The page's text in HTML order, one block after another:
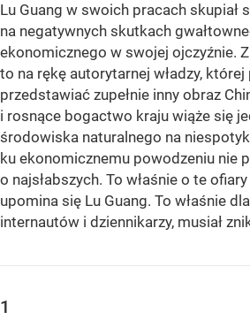
Lu Guang w swoich pracach skupiał
na negatywnych skutkach
ekonomicznego w swojej ojczyźnie.
to na rękę autorytarnej władzy,
przedstawiać zupełnie inny obraz
i rosnące bogactwo kraju wiąże się
środowiska naturalnego na
ku ekonomicznemu powodzeniu nie
o najsłabszych. To właśnie o te
upomina się Lu Guang. To właśnie
internautów i dziennikarzy, musiał
1